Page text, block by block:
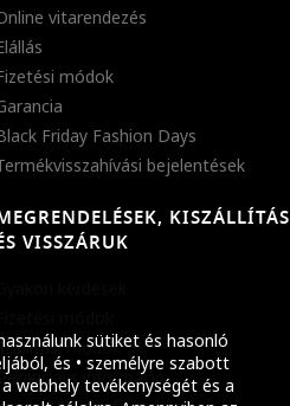
sütiket és hasonló
és • személyre szabott
webhely tevékenységét és a
vitarendezés
módok
Friday Fashion Days
bejelentések
KISZÁLLÍTÁS
VISSZÁRUK
módok
információ